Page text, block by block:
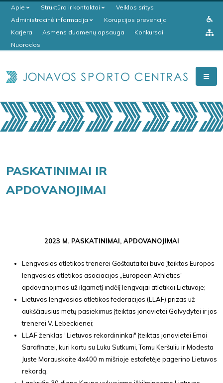
Apie Struktūra ir kontaktai
Veiklos sritys
Administracinė informacija
Korupcijos prevencija
Karjera
Asmens duomenų apsauga
Konkursai
Nuorodos
PASKATINIMAI IR
APDOVANOJIMAI
2023 M. PASKATINIMAI, APDOVANOJIMAI
Lengvosios atletikos trenerei Goštautaitei buvo įteiktas Europos
lengvosios atletikos asociacijos „European Athletics“
apdovanojimas už ilgametį indėlį lengvajai atletikai Lietuvoje;
Lietuvos lengvosios atletikos federacijos (LLAF) prizas už
aukščiausius metų pasiekimus įteiktas jonavietei Galvydytei ir jos
trenerei V. Lebeckienei;
LLAF ženklas "Lietuvos rekordininkai" įteiktas jonavietei Emai
Sarafinatei, kuri kartu su Luku Sutkumi, Tomu Keršuliu ir Modesta
Juste Morauskaite 4x400 m mišrioje estafetėje pagerino Lietuvos
rekordą.